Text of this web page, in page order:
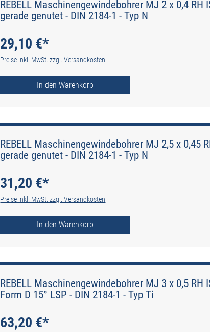
REBELL Maschinengewindebohrer MJ 2 x 0,4 RH
gerade genutet - DIN 2184-1 - Typ N
29,10 €*
Preise inkl. MwSt. zzgl. Versandkosten
In den Warenkorb
REBELL Maschinengewindebohrer MJ 2,5 x 0,45
gerade genutet - DIN 2184-1 - Typ N
31,20 €*
Preise inkl. MwSt. zzgl. Versandkosten
In den Warenkorb
REBELL Maschinengewindebohrer MJ 3 x 0,5 RH
Form D 15° LSP - DIN 2184-1 - Typ Ti
63,20 €*